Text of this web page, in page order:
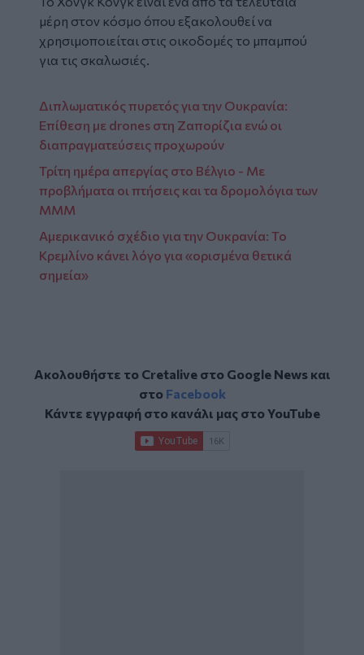
μέρη στον κόσμο όπου εξακολουθεί να
χρησιμοποιείται στις οικοδομές το μπαμπού
για τις σκαλωσιές.
Διπλωματικός πυρετός για την Ουκρανία:
Επίθεση με drones στη Ζαπορίζια ενώ οι
διαπραγματεύσεις προχωρούν
Τρίτη ημέρα απεργίας στο Βέλγιο - Με
προβλήματα οι πτήσεις και τα δρομολόγια των
ΜΜΜ
Αμερικανικό σχέδιο για την Ουκρανία: Το
Κρεμλίνο κάνει λόγο για «ορισμένα θετικά
σημεία»
Ακολουθήστε το Cretalive στο Google Newsκαι
στο Facebook
Κάντε εγγραφή στο κανάλι μας στοYouTube